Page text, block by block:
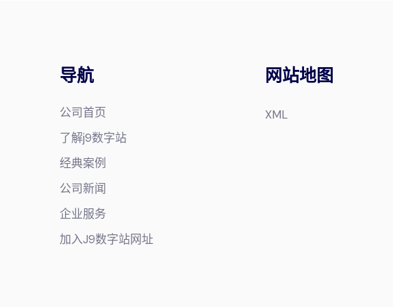
导航
公司首页
了解j9数字站
经典案例
公司新闻
企业服务
加入J9数字站网址
网站地图
XML